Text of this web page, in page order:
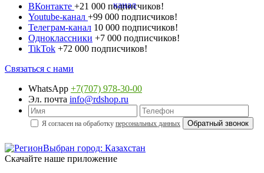
ВКонтакте +21 000 подписчиков!
Youtube-канал +99 000 подписчиков!
Телеграм-канал 10 000 подписчиков!
Одноклассники +7 000 подписчиков!
TikTok +72 000 подписчиков!
Связаться с нами
WhatsApp +7(707) 978-30-00
Эл. почта info@rdshop.ru
Я согласен на обработку персональных данных
Выбран город: Казахстан
Скачайте наше приложение